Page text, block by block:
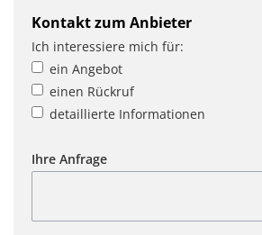
Kontakt zum Anbieter
Ich interessiere mich für:
ein Angebot
einen Rückruf
detaillierte Informationen
Ihre Anfrage